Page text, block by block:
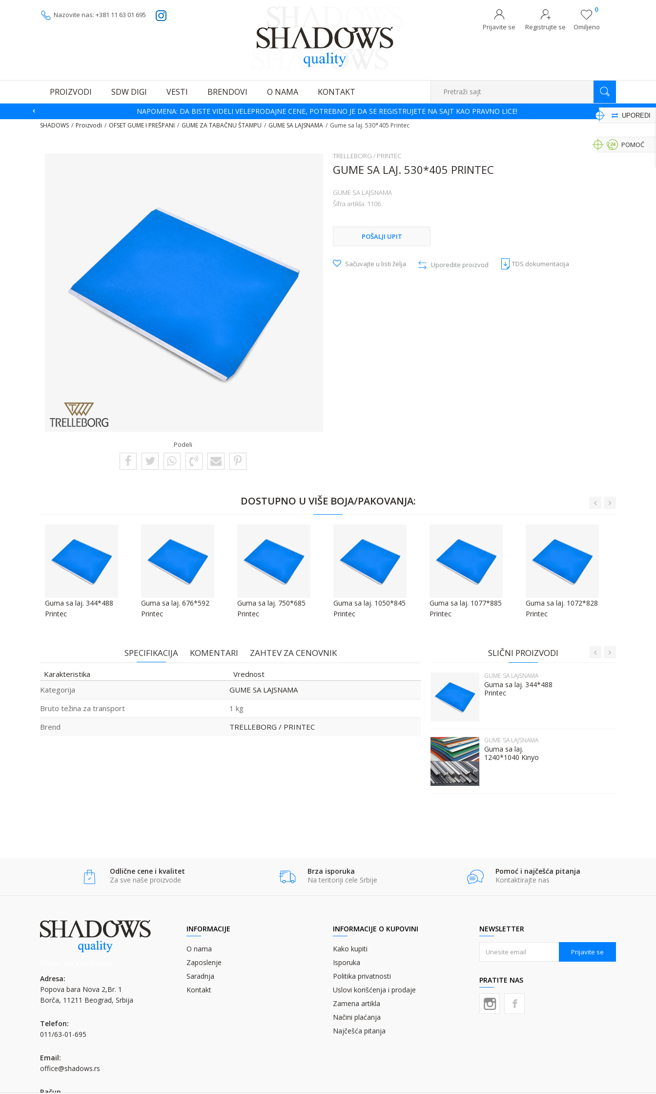
Nazovite nas: +381 11 63 01 695
Omiljeno
0
Prijavite se
Registrujte se
PROIZVODI SDW DIGI VESTI BRENDOVI O NAMA KONTAKT Pretraži sajt
NAPOMENA: DA BISTE VIDELI VELEPRODAJNE CENE, POTREBNO JE DA SE REGISTRUJETE NA SAJT KAO PRAVNO LICE!
SHADOWS Proizvodi OFSET GUME I PREŠPANI GUME ZA TABAČNU ŠTAMPU GUME SA LAJSNAMA Gume sa laj. 530*405 Printec
UPOREDI
Podeli
TRELLEBORG / PRINTEC
GUME SA LAJ. 530*405 PRINTEC
GUME SA LAJSNAMA
Šifra artikla: 1106
POŠALJI UPIT
Sačuvajte u listi želja Uporedite proizvod TDS dokumentacija
POMOĆ
DOSTUPNO U VIŠE BOJA/PAKOVANJA:
Guma sa laj. 344*488
Printec
Guma sa laj. 676*592
Printec
Guma sa laj. 750*685
Printec
Guma sa laj. 1050*845
Printec
Guma sa laj. 1077*885
Printec
Guma sa laj. 1072*828
Printec
SPECIFIKACIJA KOMENTARI ZAHTEV ZA CENOVNIK
Karakteristika
Vrednost
Kategorija
GUME SA LAJSNAMA
Bruto težina za transport
1 kg
Brend
TRELLEBORG / PRINTEC
SLIČNI PROIZVODI
Printec
GUME SA LAJSNAMA
Guma sa laj. 344*488
Printec
GUME SA LAJSNAMA
Guma sa laj.
1240*1040 Kinyo
Odlične cene i kvalitet
Za sve naše proizvode
Brza isporuka
Na teritoriji cele Srbije
Pomoć i najčešća pitanja
Kontaktirajte nas
Adresa:
Popova bara Nova 2,Br. 1
Borča, 11211 Beograd, Srbija
Telefon:
011/63-01-695
Email:
office@shadows.rs
Račun
INFORMACIJE
O nama
Zaposlenje
Saradnja
Kontakt
INFORMACIJE O KUPOVINI
Kako kupiti
Isporuka
Politika privatnosti
Uslovi korišćenja i prodaje
Zamena artikla
Načini plaćanja
Najčešća pitanja
NEWSLETTER
Prijavite se
PRATITE NAS